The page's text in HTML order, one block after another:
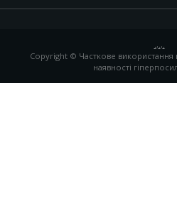
, ,
Copyright © Часткове використання
наявності